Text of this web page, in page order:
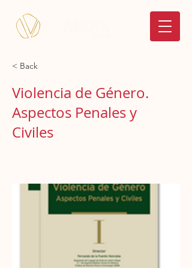
< Back
Violencia de Género.
Aspectos Penales y
Civiles